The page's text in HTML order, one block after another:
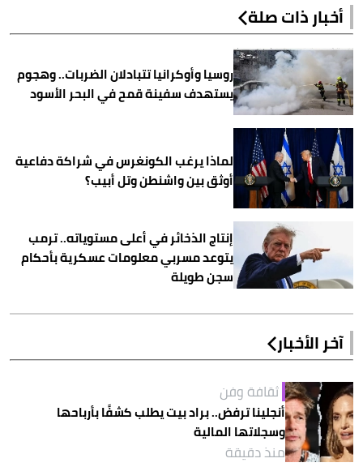
أخبار ذات صلة
روسيا وأوكرانيا تتبادلان الضربات.. وهجوم
يستهدف سفينة قمح في البحر الأسود
لماذا يرغب الكونغرس في شراكة دفاعية
أوثق بين واشنطن وتل أبيب؟
إنتاج الذخائر في أعلى مستوياته.. ترمب
يتوعد مسربي معلومات عسكرية بأحكام
سجن طويلة
آخر الأخبار
ثقافة وفن
أنجلينا ترفض.. براد بيت يطلب كشفًا بأرباحها
وسجلاتها المالية
منذ دقيقة